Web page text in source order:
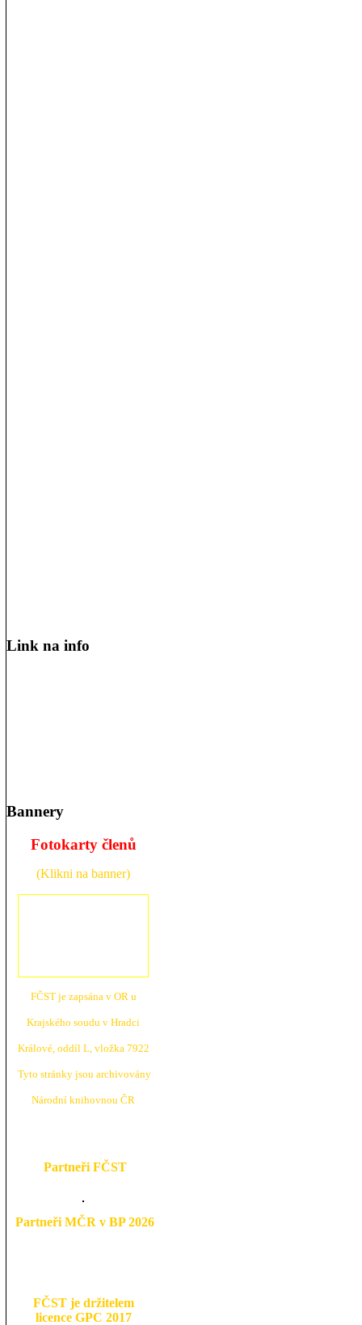
Link na info
Bannery
Fotokarty členů
(Klikni na banner)
FČST je zapsána v OR u
Krajského soudu v Hradci
Králové, oddíl L, vložka 7922
Tyto stránky jsou archivovány
Národní knihovnou ČR
Partneři FČST
Partneři MČR v BP 2026
FČST je držitelem
licence GPC 2017